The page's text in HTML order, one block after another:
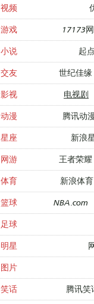
视频
游戏 17173
小说 起
交友 世纪佳缘
影视 电视剧
动漫 腾讯动
星座 新浪
网游 王者荣耀
体育 新浪体育
篮球 NBA.com
足球
明星
图片
笑话 腾讯笑